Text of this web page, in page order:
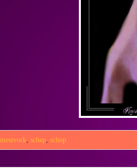
mestvork ,schep ,schop